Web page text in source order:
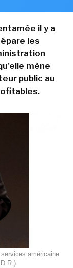
il y a
les
mène
public au
américaine